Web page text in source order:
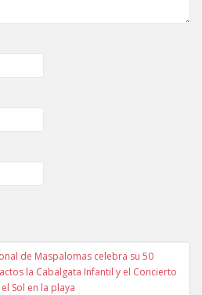
entradas
de Maspalomas celebra su 50
la Cabalgata Infantil y el Concierto
Sol en la playa